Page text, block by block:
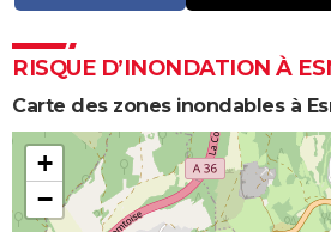
Bricolage
Lifestyle
Culture
Sport
Auto
Television
Voyage
Cinema
RISQUE D’INONDATION À
Carte des zones inondables à
+
−